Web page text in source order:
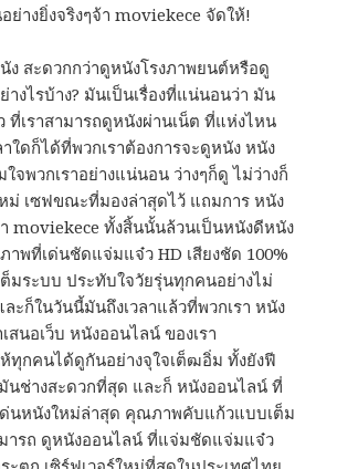
ย่างยิ่งจริงๆจ้า moviekece จัดให้!
ง สะดวกกว่าดูหนังโรงภาพยนต์หรือดู
งไรบ้าง? มันเป็นเรื่องที่แน่นอนว่า มัน
ที่เราสามารถดูหนังผ่านเน็ต ที่แห่งไหน
าใดก็ได้ที่พวกเราต้องการจะดูหนัง หนัง
จพวกเราอย่างแน่นอน ว่างๆก็ดู ไม่ว่างก็
ม่ เซฟขณะที่มองล่าสุดไว้ แถมการ หนัง
moviekece ทั้งสิ้นนั้นล้วนเป็นหนังดีหนัง
พที่เด่นชัดแจ่มแจ๋ว HD เสียงชัด 100%
มระบบ ประทับใจวัยรุ่นทุกคนอย่างไม่
ละก็ในวันนี้มันถึงเวลาแล้วที่พวกเรา หนัง
สนอเว็บ หนังออนไลน์ ของเรา
ทุกคนได้ดูกันอย่างจุใจเต็ฒอิ่ม ทั้งยังฟี
ช่างสะดวกที่สุด และก็ หนังออนไลน์ ที่
ด่นหนังใหม่ล่าสุด คุณภาพคับแก้วแบบเต็ม
ารถ ดูหนังออนไลน์ ที่แจ่มชัดแจ่มแจ๋ว